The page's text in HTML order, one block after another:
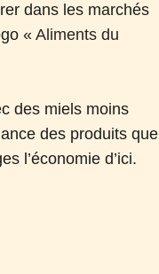
dans les marchés
«Aliments du
des miels moins
des produits que
l’économie d’ici.